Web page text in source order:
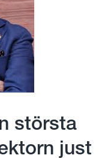
största
just